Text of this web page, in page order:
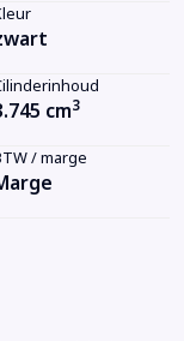
cm3
/ marge